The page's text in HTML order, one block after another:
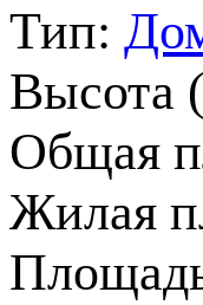
Тип:
Высота
Общая
Жилая